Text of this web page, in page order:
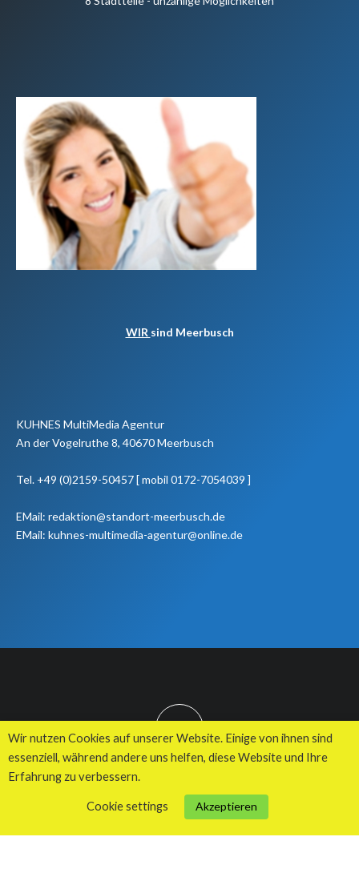
WIR sind Meerbusch
KUHNES MultiMedia Agentur
An der Vogelruthe 8, 40670 Meerbusch
Tel. +49 (0)2159-50457 [ mobil 0172-7054039 ]
EMail: redaktion@standort-meerbusch.de
EMail: kuhnes-multimedia-agentur@online.de
TOP
© 2026 Kuhnes MultiMedia Agentur
Wir nutzen Cookies auf unserer Website. Einige von ihnen sind
essenziell, während andere uns helfen, diese Website und Ihre
Erfahrung zu verbessern.
Cookie settings Akzeptieren